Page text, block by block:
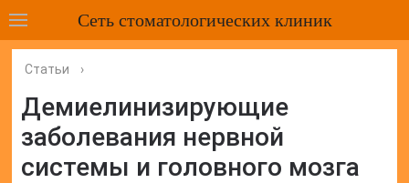
Сеть стоматологических клиник
Статьи ›
Демиелинизирующие
заболевания нервной
системы и головного мозга